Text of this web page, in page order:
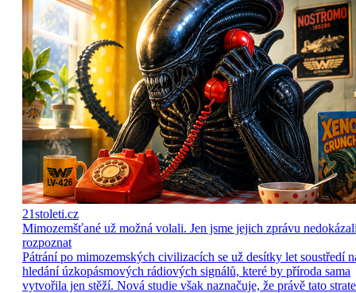
21stoleti.cz
Mimozemšťané už možná volali. Jen jsme jejich zprávu
rozpoznat
Pátrání po mimozemských civilizacích se už desítky let soustředí
hledání úzkopásmových rádiových signálů, které by příroda sama
vytvořila jen stěží. Nová studie však naznačuje, že právě tato strate